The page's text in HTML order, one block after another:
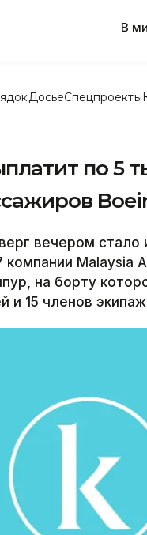
В
ДосьеСпецпроекты
по 5
вечером стало
Malaysia
на борту
и 15 членов